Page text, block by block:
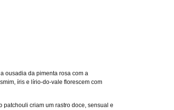
ousadia da pimenta rosa com a
íris e lírio-do-vale florescem com
criam um rastro doce, sensual e